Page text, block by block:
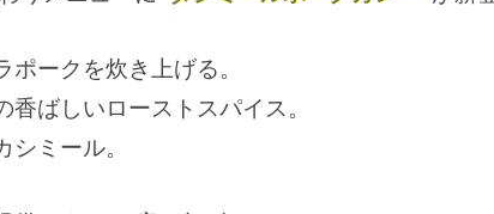
ークを炊き上げる。
ばしいローストスパイス。
ミール。